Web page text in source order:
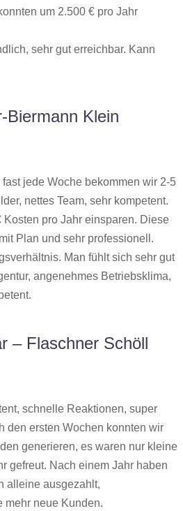
um 2.500 € pro Jahr
sehr gut erreichbar. Kann
Biermann Klein
jede Woche bekommen wir 2-5
nettes Team, sehr kompetent.
pro Jahr einsparen. Diese
Plan und sehr professionell.
Man fühlt sich sehr gut
angenehmes Betriebsklima,
– Flaschner Schöll
schnelle Reaktionen, super
den ersten Wochen konnten wir
generieren, es waren nur kleine
gefreut. Nach einem Jahr haben
alleine ausgezahlt,
mehr neue Kunden.